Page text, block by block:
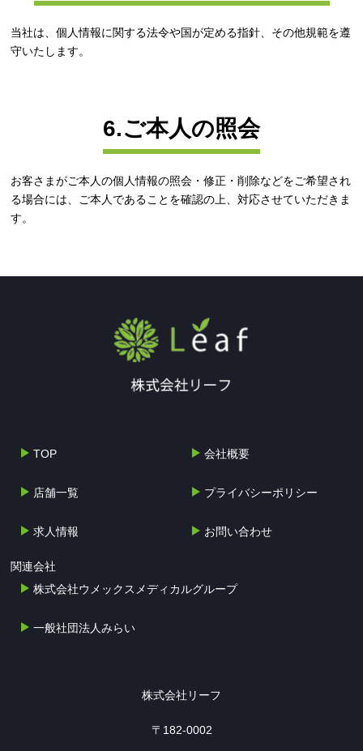
当社は、個人情報に関する法令や国が定める指針、その他規範を遵
守いたします。
6.ご本人の照会
お客さまがご本人の個人情報の照会・修正・削除などをご希望され
る場合には、ご本人であることを確認の上、対応させていただきま
す。
TOP 会社概要
店舗一覧 プライバシーポリシー
求人情報 お問い合わせ
関連会社
株式会社ウメックスメディカルグループ
一般社団法人みらい
株式会社リーフ
〒182-0002